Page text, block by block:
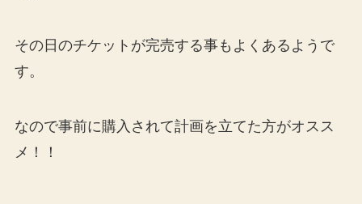
その日のチケットが完売する事もよくあるようで
す。
なので事前に購入されて計画を立てた方がオスス
メ！！